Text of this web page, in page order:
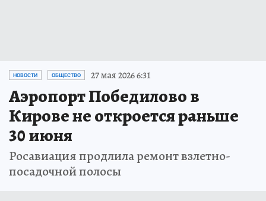
НОВОСТИ ОБЩЕСТВО 27 мая 2026 6:31
Аэропорт Победилово в
Кирове не откроется раньше
30 июня
Росавиация продлила ремонт взлетно-
посадочной полосы